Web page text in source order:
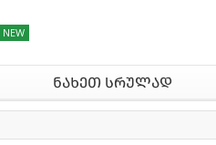
NEW
ნახეთ სრულად